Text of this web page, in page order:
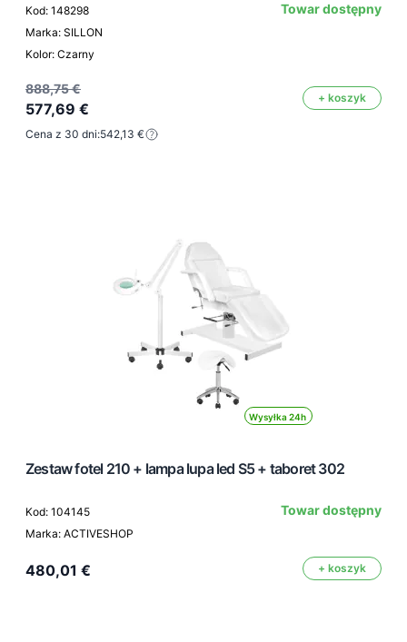
Kod: 148298
Marka: SILLON
Kolor: Czarny
Towar dostępny
888,75 €
577,69 €
+ koszyk
Cena z 30 dni:542,13 €
Wysyłka 24h
Zestaw fotel 210 + lampa lupa led S5 + taboret 302
Kod: 104145
Marka: ACTIVESHOP
Towar dostępny
480,01 € + koszyk